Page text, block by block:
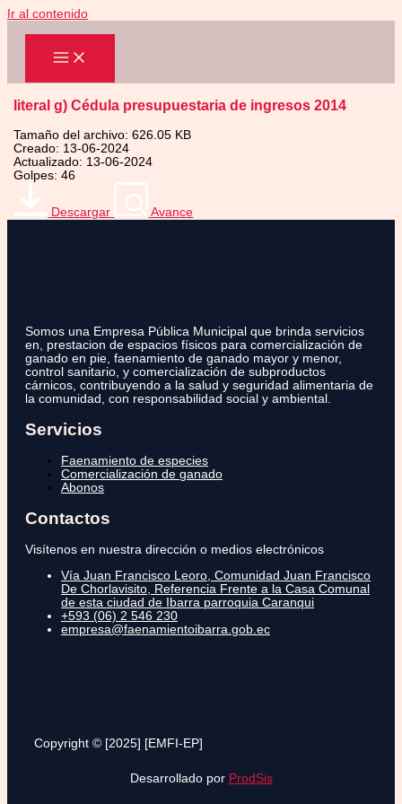
Ir al contenido
literal g) Cédula presupuestaria de ingresos 2014
Tamaño del archivo: 626.05 KB
Creado: 13-06-2024
Actualizado: 13-06-2024
Golpes: 46
Descargar Avance
Somos una Empresa Pública Municipal que brinda servicios
en, prestacion de espacios físicos para comercialización de
ganado en pie, faenamiento de ganado mayor y menor,
control sanitario, y comercialización de subproductos
cárnicos, contribuyendo a la salud y seguridad alimentaria de
la comunidad, con responsabilidad social y ambiental.
Servicios
Faenamiento de especies
Comercialización de ganado
Abonos
Contactos
Visítenos en nuestra dirección o medios electrónicos
Vía Juan Francisco Leoro, Comunidad Juan Francisco
De Chorlavisito, Referencia Frente a la Casa Comunal
de esta ciudad de Ibarra parroquia Caranqui
+593 (06) 2 546 230
empresa@faenamientoibarra.gob.ec
Copyright © [2025] [EMFI-EP]
Desarrollado por ProdSis